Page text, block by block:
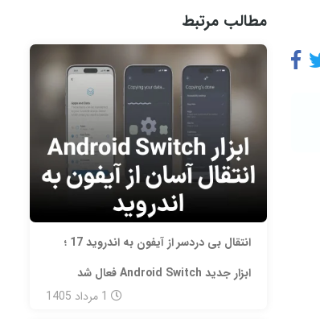
مطالب مرتبط
انتقال بی‌ دردسر از آیفون به اندروید 17 ؛
ابزار جدید Android Switch فعال شد
1 مرداد 1405